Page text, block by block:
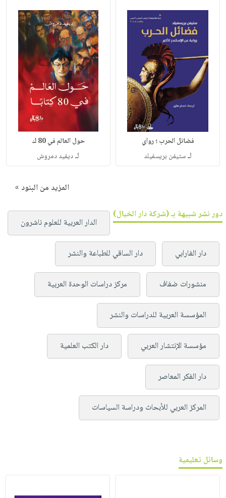
فضائل الحرب ؛ رواي
لـستيفن بريسفيلد
حول العالم في 80 ك
لـديفيد دمروش
المزيد من البنود »
دور نشر شبيهة بـ (شركة دار الخيال)
الدار العربية للعلوم ناشرون
دار الفارابي دار الساقي للطباعة والنشر
منشورات ضفاف مركز دراسات الوحدة العربية
المؤسسة العربية للدراسات والنشر
مؤسسة الإنتشار العربي دار الكتب العلمية
دار الفكر المعاصر
المركز العربي للأبحاث ودراسة السياسات
وسائل تعليمية